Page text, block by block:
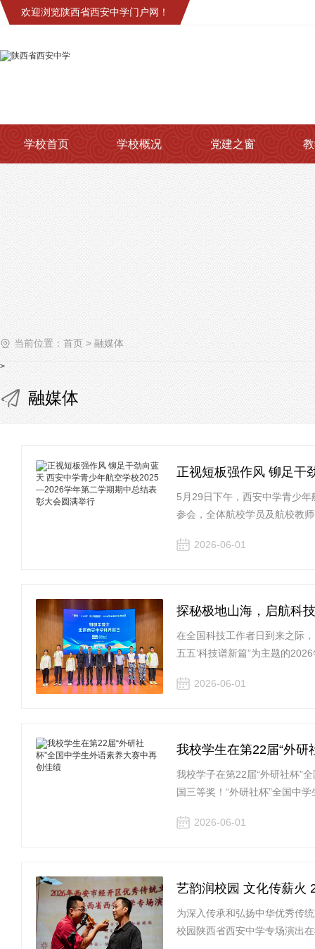
欢迎浏览陕西省西安中学门户网！
学校首页 学校概况 党建之窗
当前位置： 首页 > 融媒体
>
融媒体
正视短板强作风 铆足干
5月29日下午，西安中学青少
参会，全体航校学员及航校教
2026-06-01
探秘极地山海，启航科
在全国科技工作者日到来之际
五五’科技谱新篇”为主题的
2026-06-01
我校学生在第22届“外研
我校学子在第22届“外研社杯”
国三等奖！“外研社杯”全国中
2026-06-01
艺韵润校园 文化传薪火
为深入传承和弘扬中华优秀传
校园陕西省西安中学专场演出